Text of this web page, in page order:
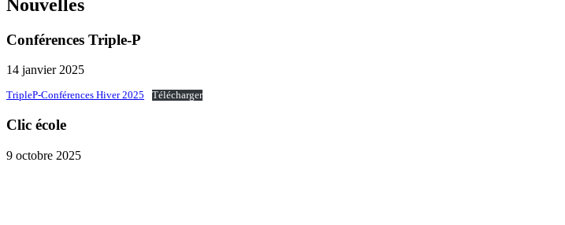
Nouvelles
Conférences Triple-P
14 janvier 2025
TripleP-Conférences Hiver 2025 Télécharger
Clic école
9 octobre 2025